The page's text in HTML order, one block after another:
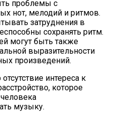
проблемы с
нот, мелодий и ритмов.
затруднения в
сохранять ритм.
могут быть также
выразительности
произведений.
интереса к
которое
музыку.